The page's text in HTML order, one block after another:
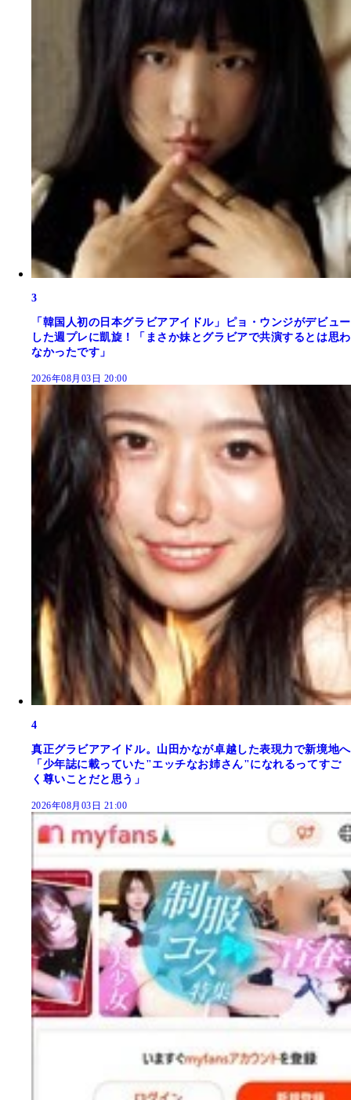
3
「韓国人初の日本グラビアアイドル」ピョ・ウンジがデビュー
した週プレに凱旋！「まさか妹とグラビアで共演するとは思わ
なかったです」
2026年08月03日 20:00
4
真正グラビアアイドル。山田かなが卓越した表現力で新境地へ
「少年誌に載っていた"エッチなお姉さん"になれるってすご
く尊いことだと思う」
2026年08月03日 21:00